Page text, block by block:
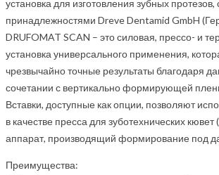
установка для изготовления зубных протезов,
принадлежностями Dreve Dentamid GmbH
DRUFOMAT SCAN – это силовая, прессо- и
установка универсального применения,
чрезвычайно точные результаты благодаря
сочетании с вертикально формирующей
Вставки, доступные как опции, позволяют
в качестве пресса для зуботехнических кювет
аппарат, производящий формирование под
Преимущества: